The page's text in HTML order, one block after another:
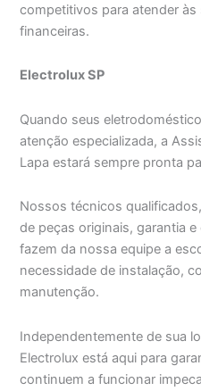
competitivos para atender às
financeiras.
Electrolux SP
Quando seus
atenção especializada, a
Lapa estará sempre pronta
Nossos técnicos
de peças originais, garantia
fazem da nossa equipe a
necessidade de instalação,
manutenção.
Independentemente de sua
Electrolux está aqui para
continuem a funcionar